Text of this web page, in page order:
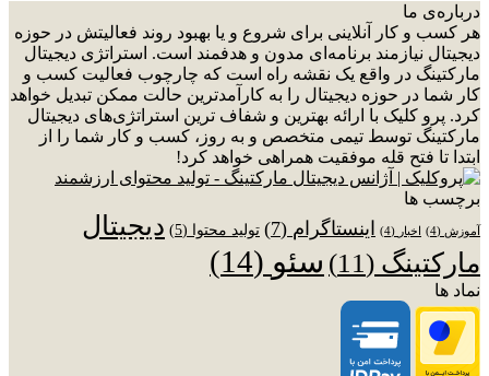
درباره‌ی ما
هر کسب و کار آنلاینی برای شروع و یا بهبود روند فعالیتش در حوزه
دیجیتال نیازمند برنامه‌ای مدون و هدفمند است. استراتژی دیجیتال
مارکتینگ در واقع یک نقشه راه است که چارچوب فعالیت کسب و
کار شما در حوزه دیجیتال را به کارآمدترین حالت ممکن تبدیل خواهد
کرد. پرو کلیک با ارائه بهترین و شفاف ترین استراتژی‌های دیجیتال
مارکتینگ توسط تیمی متخصص و به روز، کسب و کار شما را از
ابتدا تا فتح قله موفقیت همراهی خواهد کرد!
برچسب ها
آموزش (4) اخبار (4) اینستاگرام (7) تولید محتوا (5)
دیجیتال
مارکتینگ (11) سئو (14)
نماد ها